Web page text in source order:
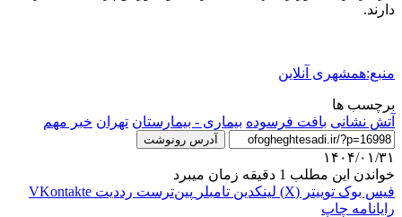
دارند.
منبع:همشهری آنلاین
برچسب ها
آتش نشانی بافت فرسوده بیماری - بیمارستان تهران خبر مهم
آدرس رونوشت
۱۴۰۴/۰۱/۳۱
خواندن این مطلب 1 دقیقه زمان میبرد
فیس بوک توییتر (X) لینکدین ‫تامبلر ‫پین‌ترست ‫رددیت ‫VKontakte
رایانامه چاپ